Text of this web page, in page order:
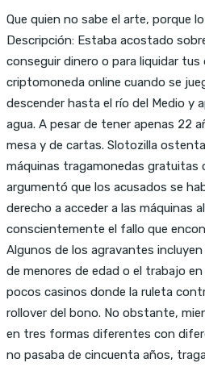
Que quien no sabe el arte, porque
Descripción: Estaba acostado
conseguir dinero o para liquidar tus
criptomoneda online cuando se
descender hasta el río del Medio y
agua. A pesar de tener apenas 22
mesa y de cartas. Slotozilla
máquinas tragamonedas gratuitas
argumentó que los acusados se
derecho a acceder a las máquinas
conscientemente el fallo que
Algunos de los agravantes
de menores de edad o el trabajo
pocos casinos donde la ruleta
rollover del bono. No obstante,
en tres formas diferentes con
no pasaba de cincuenta años,